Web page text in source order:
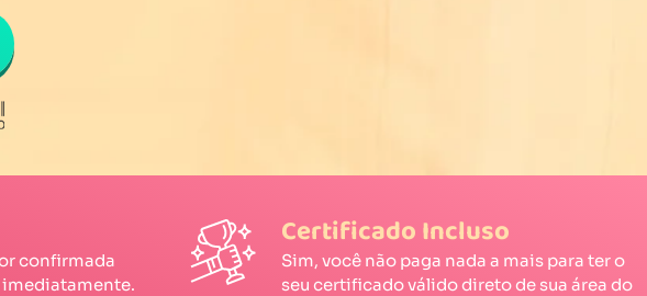
confirmada
imediatamente.
Certificado Incluso
Sim, você não paga nada a mais para ter o
seu certificado válido direto de sua área do